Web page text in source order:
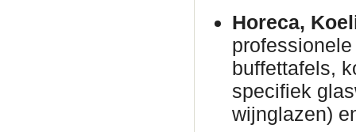
Horeca,
buffettafels,
specifiek
wijnglazen)